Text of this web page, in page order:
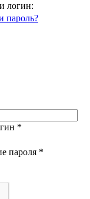
логин:
пароль?
*
пароля *